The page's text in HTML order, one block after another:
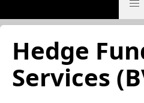
Hedge
Services